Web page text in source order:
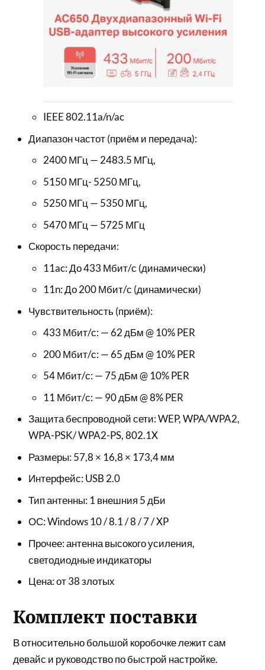
IEEE 802.11a/n/ac
Диапазон частот (приём и передача):
2400 МГц — 2483.5 МГц,
5150 МГц- 5250 МГц,
5250 МГц — 5350 МГц,
5470 МГц — 5725 МГц
Скорость передачи:
11ac: До 433 Мбит/с (динамически)
11n: До 200 Мбит/с (динамически)
Чувствительность (приём):
433 Мбит/с: — 62 дБм @ 10% PER
200 Мбит/с: — 65 дБм @ 10% PER
54 Мбит/с: — 75 дБм @ 10% PER
11 Мбит/с: — 90 дБм @ 8% PER
Защита беспроводной сети: WEP, WPA/WPA2,
WPA-PSK/ WPA2-PS, 802.1X
Размеры: 57,8 × 16,8 × 173,4 мм
Интерфейс: USB 2.0
Тип антенны: 1 внешния 5 дБи
ОС: Windows 10 / 8.1 / 8 / 7 / XP
Прочее: антенна высокого усиления,
светодиодные индикаторы
Цена: от 38 злотых
Комплект поставки
В относительно большой коробочке лежит сам
девайс и руководство по быстрой настройке.